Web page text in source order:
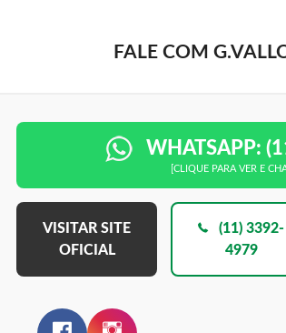
FALE COM
WHATSAPP:
[CLIQUE PARA VER E
VISITAR SITE
OFICIAL
(11) 3392-
4979